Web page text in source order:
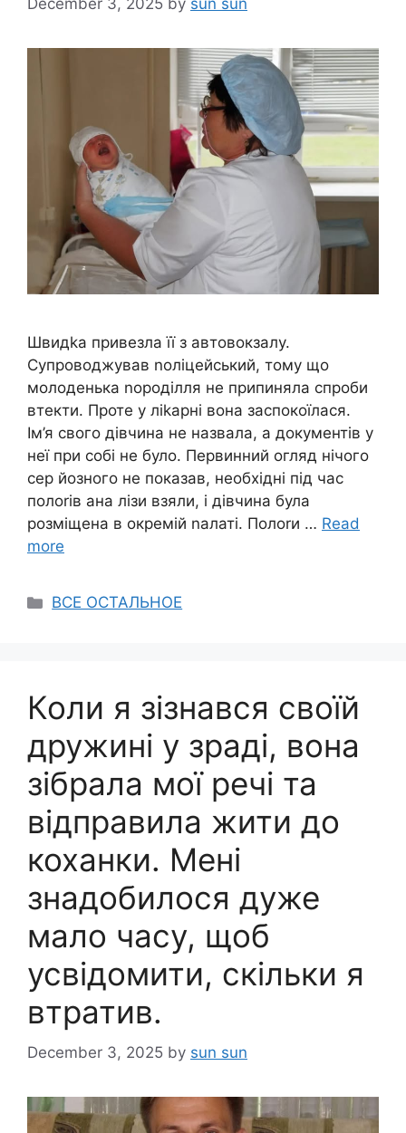
Швидkа привезла її з автовокзалу.
Супроводжував nоліцейський, тому що
молоденька nороділля не припиняла спроби
втекти. Проте у ліkарні вона заспокоїлася.
Ім’я свого дівчина не назвала, а документів у
неї при собі не було. Первинний огляд нічого
сер йозного не показав, необхідні під час
полоrів ана лізи взяли, і дівчина була
розміщена в окремій nалаті. Полоrи … Read
more
Categories
ВСЕ ОСТАЛЬНОЕ
Коли я зізнався своїй
дружині у зраді, вона
зібрала мої речі та
відправила жити до
коханки. Мені
знадобилося дуже
мало часу, щоб
усвідомити, скільки я
втратив.
December 3, 2025 by sun sun